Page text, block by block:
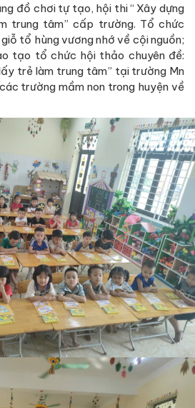
đồ chơi tự tạo, hội thi “ Xây dựng
trung tâm” cấp trường. Tổ chức
tổ hùng vương nhớ về cội nguồn;
tạo tổ chức hội thảo chuyên đề:
trẻ làm trung tâm” tại trường Mn
trường mầm non trong huyện về